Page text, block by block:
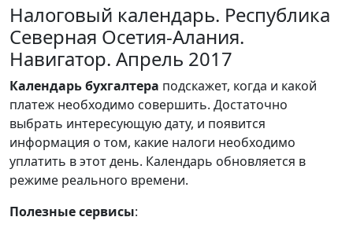
Налоговый календарь. Республика
Северная Осетия-Алания.
Навигатор. Апрель 2017
Календарьбухгалтера подскажет, когда и какой
платеж необходимо совершить. Достаточно
выбрать интересующую дату, и появится
информация о том, какие налоги необходимо
уплатить в этот день. Календарь обновляется в
режиме реального времени.
Полезные сервисы: